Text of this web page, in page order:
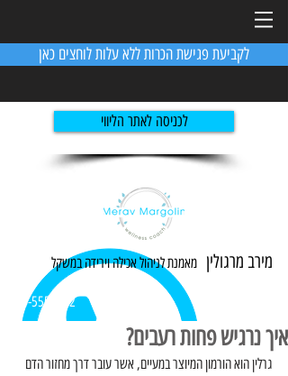
לקביעת פגישת הכרות ללא עלות לוחצים כאן
לכניסה לאתר הליווי
מירב מרגולין מאמנת לניהול אכילה וירידהבמשקל
054-5551982
איך נרגיש פחות רעבים?
גרלין הוא הורמון המיוצר במעיים, אשר עובר דרך מחזור הדם